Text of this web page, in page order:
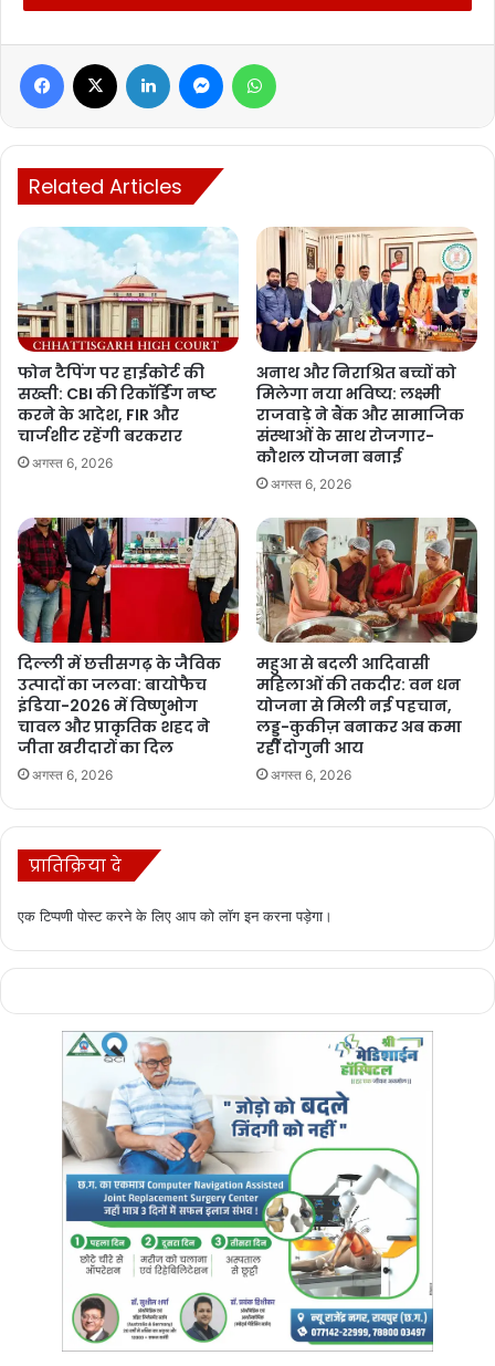
Manish Tiwari
Facebook LinkedIn Messenger
Related Articles
फोन टैपिंग पर हाईकोर्ट की
सख्ती: CBI की रिकॉर्डिंग नष्ट
करने के आदेश, FIR और
चार्जशीट रहेंगी बरकरार
अगस्त 6, 2026
अनाथ और निराश्रित बच्चों को
मिलेगा नया भविष्य: लक्ष्मी
राजवाड़े ने बैंक और सामाजिक
संस्थाओं के साथ रोजगार-
कौशल योजना बनाई
अगस्त 6, 2026
दिल्ली में छत्तीसगढ़ के जैविक
उत्पादों का जलवा: बायोफैच
इंडिया-2026 में विष्णुभोग
चावल और प्राकृतिक शहद ने
जीता खरीदारों का दिल
अगस्त 6, 2026
महुआ से बदली आदिवासी
महिलाओं की तकदीर: वन धन
योजना से मिली नई पहचान,
लड्डू-कुकीज़ बनाकर अब कमा
रहीं दोगुनी आय
अगस्त 6, 2026
प्रातिक्रिया दे
एक टिप्पणी पोस्ट करने के लिए आप कोलॉग इनकरना पड़ेगा।